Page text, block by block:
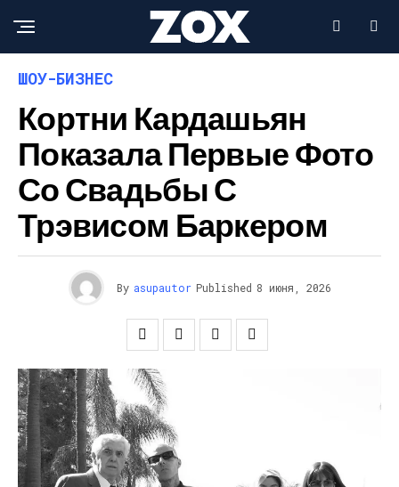
ШОУ-БИЗНЕС
Кортни Кардашьян
Показала Первые Фото
Со Свадьбы С
Трэвисом Баркером
By asupautor Published 8 июня, 2026